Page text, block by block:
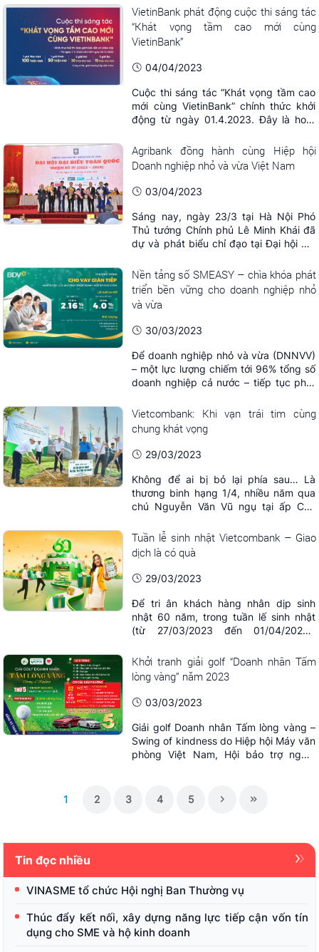
gói Thực phẩm và đồ uống tới tham dự
chương trình Giao thương với đoàn
doanh nghiệp quốc tế do Công ty
VINEXAD tổ chức, trong khuôn khổ
Triển lãm Quốc ...
VietinBank phát động cuộc thi sáng tác
“Khát vọng tầm cao mới cùng
VietinBank”
04/04/2023
Cuộc thi sáng tác “Khát vọng tầm cao
mới cùng VietinBank” chính thức khởi
động từ ngày 01.4.2023. Đây là hoạt
năm thành lập VietinBank (08.7.1988 –
08.7.2023). Tổng giá trị các giải
thưởng của Cuộc thi lên tới gần 400
triệu đồng, trong đó giải Đặc biệt có trị
Agribank đồng hành cùng Hiệp hội
Doanh nghiệp nhỏ và vừa Việt Nam
03/04/2023
Sáng nay, ngày 23/3 tại Hà Nội Phó
Thủ tướng Chính phủ Lê Minh Khái đã
dự và phát biểu chỉ đạo tại Đại hội đại
Doanh nghiệp nhỏ và vừa (DNNVV)
Việt Nam (VINASME). Tới dự đại hội có
Phó Thủ tướng Chính phủ Lê Minh Khái,
Bộ trưởng Bộ Công Thương Nguyễn
Hồng ...
Nền tảng số SMEASY – chìa khóa phát
triển bền vững cho doanh nghiệp nhỏ
và vừa
30/03/2023
Để doanh nghiệp nhỏ và vừa (DNNVV)
– một lực lượng chiếm tới 96% tổng số
doanh nghiệp cả nước – tiếp tục phát
nguồn vốn và các giải pháp phi tài
chính tổng thể. Trong bối cảnh kinh tế
phục hồi nhanh như hiện nay, rất nhiều
DNNVV lâm vào tình trạng “khát vốn”
Vietcombank: Khi vạn trái tim cùng
chung khát vọng
29/03/2023
Không để ai bị bỏ lại phía sau… Là
thương binh hạng 1/4, nhiều năm qua
chú Nguyễn Văn Vũ ngụ tại ấp Cây
Thành, tỉnh Tiền Giang sống trong hoàn
cảnh khó khăn. Không đất để canh tác,
lại ốm đau bệnh tật, nên dù có hỗ trợ
của Nhà nước song cũng chỉ đủ cho
gia đình chú Vũ ...
Tuần lễ sinh nhật Vietcombank – Giao
dịch là có quà
29/03/2023
Để tri ân khách hàng nhân dịp sinh
nhật 60 năm, trong tuần lế sinh nhật
(từ 27/03/2023 đến 01/04/2023),
khuyến mại “Tuần lễ sinh nhật – Giao
dịch là có quà” với hơn 60.000 quà
tặng cho khách hàng, tổng giá trị gần
06 tỷ đồng. Theo đó, từ ...
Khởi tranh giải golf “Doanh nhân Tấm
lòng vàng” năm 2023
03/03/2023
Giải golf Doanh nhân Tấm lòng vàng –
Swing of kindness do Hiệp hội Máy văn
phòng Việt Nam, Hội bảo trợ người
1
2 3 4 5
Tin đọc nhiều
VINASME tổ chức Hội nghị Ban Thường vụ
Thúc đẩy kết nối, xây dựng năng lực tiếp cận vốn tín
dụng cho SME và hộ kinh doanh